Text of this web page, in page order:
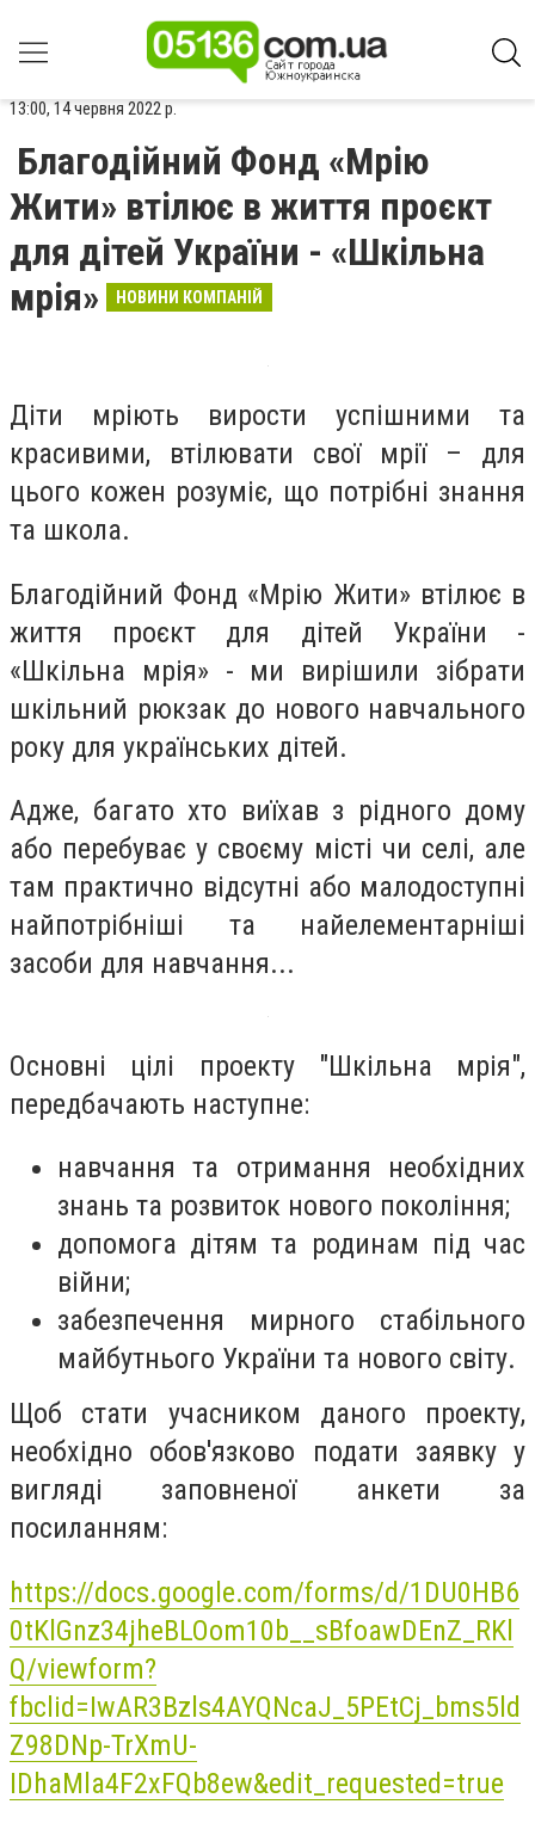
13:00, 14 червня 2022 р.
Благодійний Фонд «Мрію
Жити» втілює в життя проєкт
для дітей України - «Шкільна
мрія»
НОВИНИ КОМПАНІЙ
Діти мріють вирости успішними та
красивими, втілювати свої мрії – для
цього кожен розуміє, що потрібні знання
та школа.
Благодійний Фонд «Мрію Жити» втілює в
життя проєкт для дітей України -
«Шкільна мрія» - ми вирішили зібрати
шкільний рюкзак до нового навчального
року для українських дітей.
Адже, багато хто виїхав з рідного дому
або перебуває у своєму місті чи селі, але
там практично відсутні або малодоступні
найпотрібніші та найелементарніші
засоби для навчання...
Основні цілі проекту "Шкільна мрія",
передбачають наступне:
навчання та отримання необхідних
знань та розвиток нового покоління;
допомога дітям та родинам під час
війни;
забезпечення мирного стабільного
майбутнього України та нового світу.
Щоб стати учасником даного проекту,
необхідно обов'язково подати заявку у
вигляді заповненої анкети за
посиланням:
https://docs.google.com/forms/d/1DU0HB6
0tKlGnz34jheBLOom10b__sBfoawDEnZ_RKl
Q/viewform?
fbclid=IwAR3Bzls4AYQNcaJ_5PEtCj_bms5ld
Z98DNp-TrXmU-
IDhaMla4F2xFQb8ew&edit_requested=true